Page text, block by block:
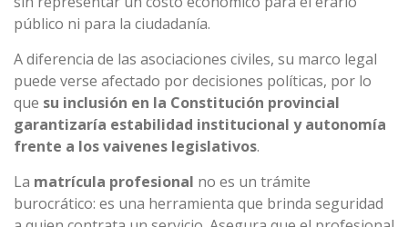
público ni para la ciudadanía.
A diferencia de las asociaciones civiles, su marco legal
puede verse afectado por decisiones políticas, por lo
que su inclusión en la Constitución provincial
garantizaría estabilidad institucional y autonomía
frente a los vaivenes legislativos.
La matrícula profesional no es un trámite
burocrático: es una herramienta que brinda seguridad